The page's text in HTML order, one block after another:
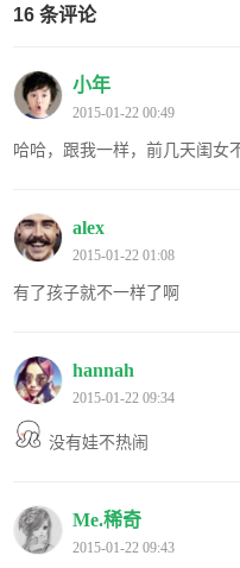
16 条评论
小年
2015-01-22 00:49
哈哈，跟我一样，前几天闺女
alex
2015-01-22 01:08
有了孩子就不一样了啊
hannah
2015-01-22 09:34
没有娃不热闹
Me.稀奇
2015-01-22 09:43